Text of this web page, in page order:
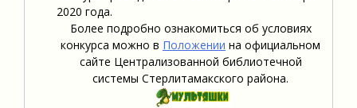
2020 года.
Более подробно ознакомиться об условиях
конкурса можно в Положении на официальном
сайте Централизованной библиотечной
системы Стерлитамакского района.